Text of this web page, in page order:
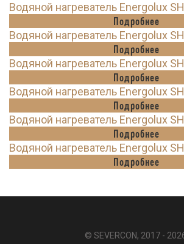
Водяной нагреватель Energolux
Подробнее
Водяной нагреватель Energolux
Подробнее
Водяной нагреватель Energolux
Подробнее
Водяной нагреватель Energolux
Подробнее
Водяной нагреватель Energolux
Подробнее
Водяной нагреватель Energolux
Подробнее
© SEVERCON, 2017 -